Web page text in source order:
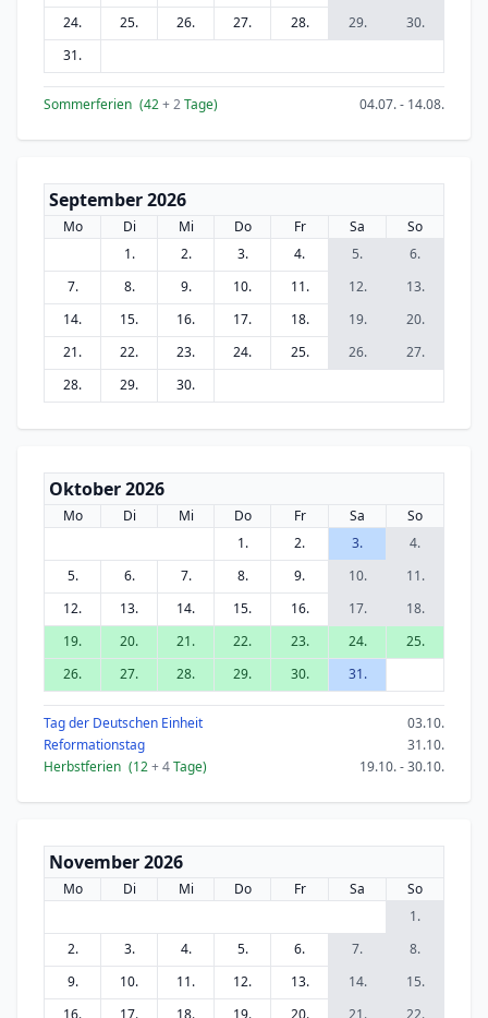
24.
25. 26. 27. 28. 29.
30.
31.
Sommerferien (42+ 2Tage) 04.07. - 14.08.
September 2026
Mo Di Mi Do Fr Sa
So
1.
2. 3. 4. 5.
6.
7.
8. 9. 10. 11. 12.
13.
14.
15. 16. 17. 18. 19.
20.
21.
22. 23. 24. 25. 26.
27.
28.
29. 30.
Oktober 2026
Mo Di Mi Do Fr Sa
So
1.
2. 3.
4.
5.
6. 7. 8. 9. 10.
11.
12.
13. 14. 15. 16. 17.
18.
19.
20. 21. 22. 23. 24.
25.
26.
27. 28. 29. 30. 31.
Tag der Deutschen Einheit
03.10.
Reformationstag
31.10.
Herbstferien (12+ 4Tage) 19.10. - 30.10.
November 2026
Mo Di Mi Do Fr Sa
So
1.
2.
3. 4. 5. 6. 7.
8.
9.
10. 11. 12. 13. 14.
15.
16.
17. 18. 19. 20. 21.
22.